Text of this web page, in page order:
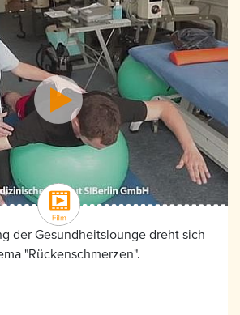
der Gesundheitslounge dreht sich
"Rückenschmerzen".